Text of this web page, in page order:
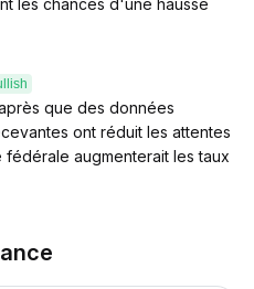
les chances d'une hausse
que des données
ont réduit les attentes
augmenterait les taux